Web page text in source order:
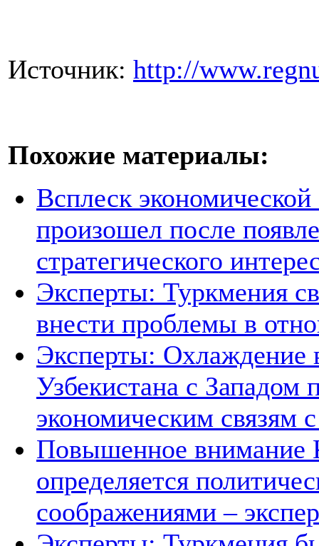
Источник: http://
Похожие материалы:
Всплеск
произошел после
стратегического
Эксперты: Туркмения
внести проблемы в
Эксперты: Охлаждение
Узбекистана с
экономическим связям
Повышенное внимание
определяется
соображениями –